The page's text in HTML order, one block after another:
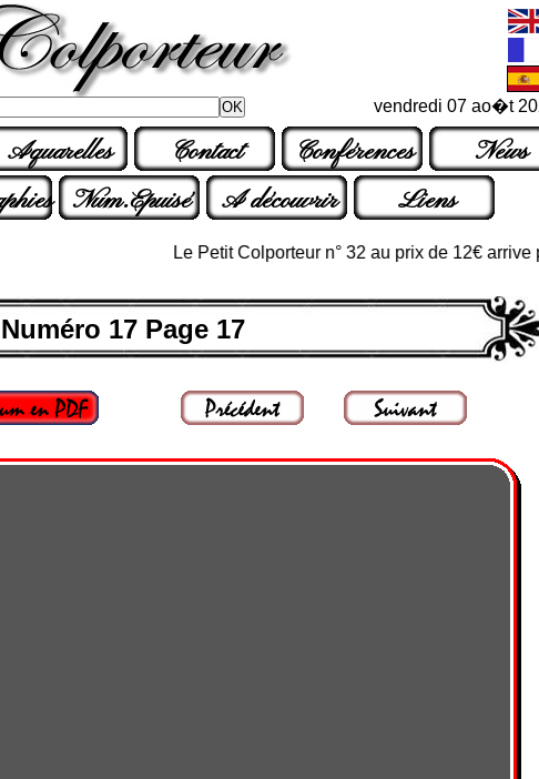
vendredi 07 ao�t
Aquarelles Contact Conférences
News
Num.Epuisé A découvrir Liens
Le Petit Colporteur n° 32 au prix de 12€ arrive
Numéro 17 Page 17